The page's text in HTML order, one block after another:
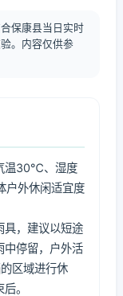
保康县当日实时
。内容仅供参
温30℃、湿度
户外休闲适宜度
具，建议以短途
中停留，户外活
区域进行休
。